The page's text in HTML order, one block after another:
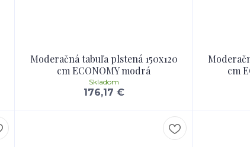
Moderačná tabuľa plstená 150x120
cm ECONOMY modrá
176,17 €
Skladom
cm